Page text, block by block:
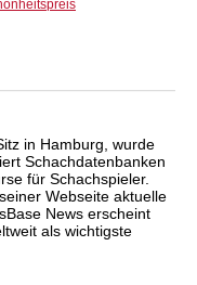
in Hamburg, wurde
Schachdatenbanken
für Schachspieler.
Webseite aktuelle
News erscheint
als wichtigste